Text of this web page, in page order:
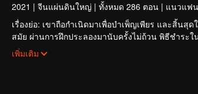
2021 | จีนแผ่นดินใหญ่ | ทั้งหมด 286 ตอน | แนวแฟ
เรื่องย่อ: เขาถือกำเนิดมาเพื่อบำเพ็ญเพียร และสิ้น
สมัย ผ่านการฝึกประลองมานับครั้งไม่ถ้วน พิธีชำระ
สว่างพร่างพราวและสร้างตำนานที่ไม่รู้จบอย่างไร
เพิ่มเติม